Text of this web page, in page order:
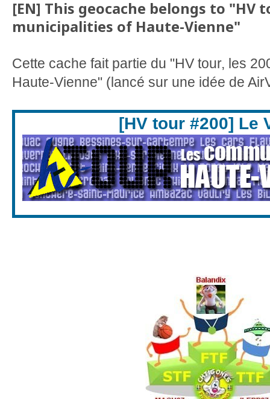
[EN] This geocache belongs to "HV
municipalities of Haute-Vienne"
Cette cache fait partie du "HV tour, les
Haute-Vienne" (lancé sur une idée de
[HV tour #200] Le